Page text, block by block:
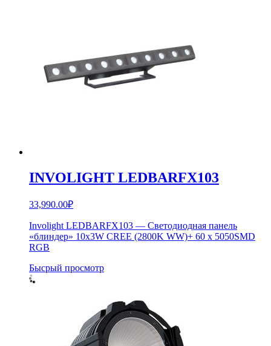
INVOLIGHT LEDBARFX103
33,990.00₽
Involight LEDBARFX103 — Светодиодная панель
«блиндер» 10x3W CREE (2800K WW)+ 60 x 5050SMD
RGB
Бысрый просмотр